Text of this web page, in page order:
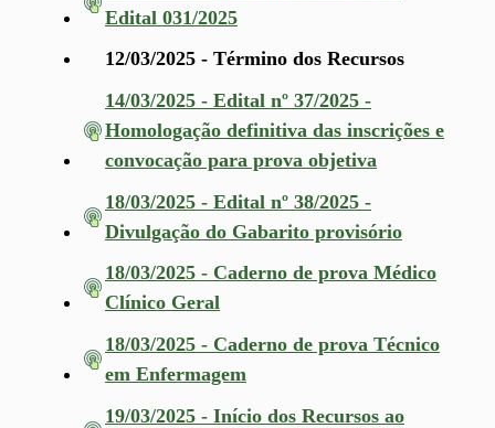
Edital 031/2025
12/03/2025 - Término dos Recursos
14/03/2025 - Edital nº 37/2025 -
Homologação definitiva das inscrições e
convocação para prova objetiva
18/03/2025 - Edital nº 38/2025 -
Divulgação do Gabarito provisório
18/03/2025 - Caderno de prova Médico
Clínico Geral
18/03/2025 - Caderno de prova Técnico
em Enfermagem
19/03/2025 - Início dos Recursos ao